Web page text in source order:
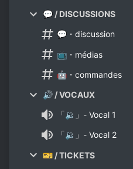
💬 / DISCUSSIONS
💬・discussion
📺・médias
🤖・commandes
🔊 / VOCAUX
「🔉」- Vocal 1
「🔉」- Vocal 2
🎫 / TICKETS